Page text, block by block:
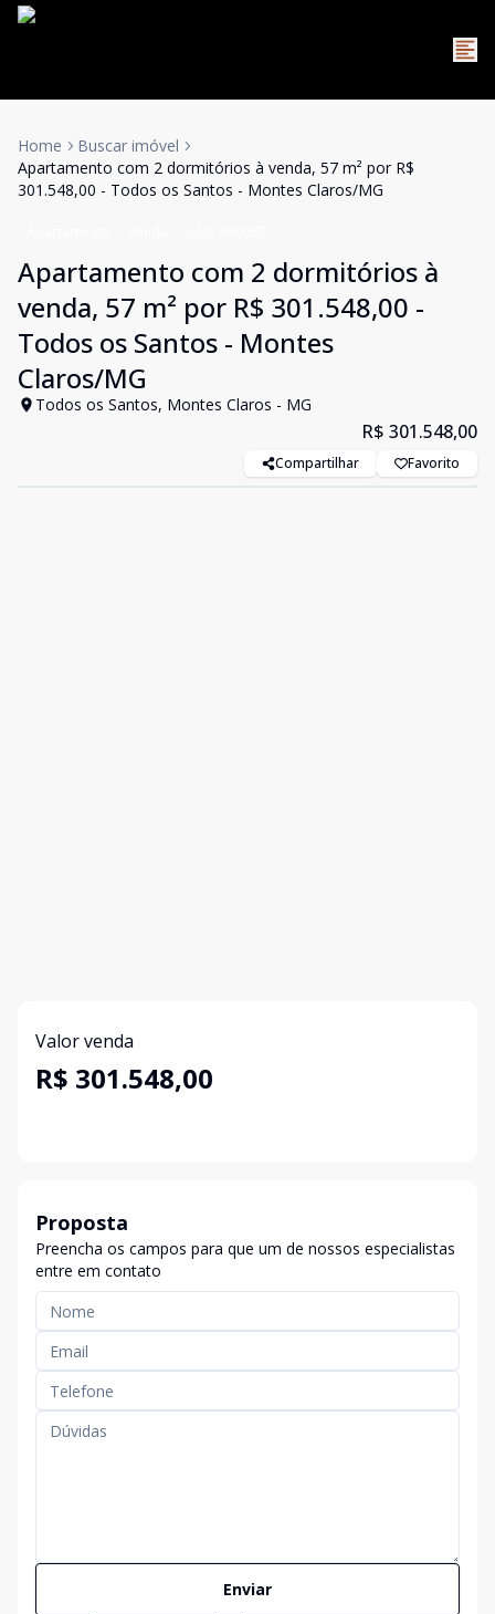
Home
Buscar imóvel
Apartamento com 2 dormitórios à venda, 57 m² por R$
301.548,00 - Todos os Santos - Montes Claros/MG
Apartamento com 2 dormitórios à
venda, 57 m² por R$ 301.548,00 -
Todos os Santos - Montes
Claros/MG
Todos os Santos, Montes Claros - MG
R$ 301.548,00
Compartilhar Favorito
Valor venda
R$ 301.548,00
Proposta
Preencha os campos para que um de nossos especialistas
entre em contato
Enviar